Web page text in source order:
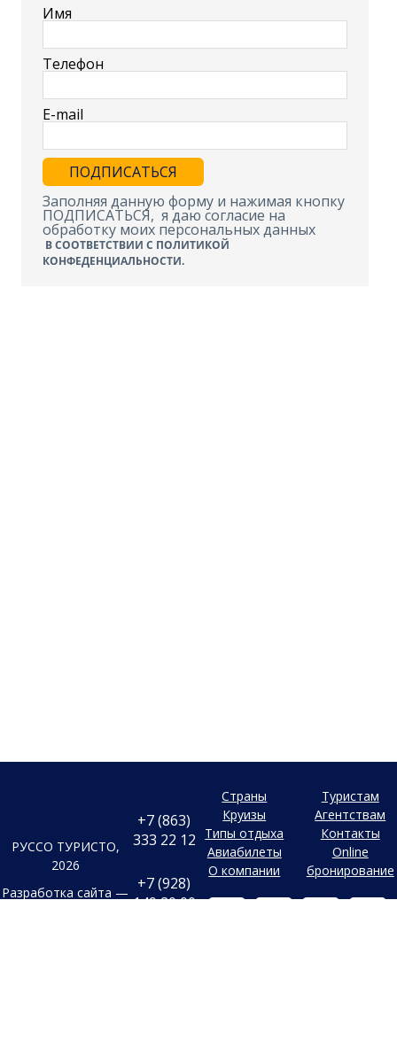
Имя
Телефон
E-mail
Заполняя данную форму и нажимая кнопку
ПОДПИСАТЬСЯ, я даю согласие на
обработку моих персональных данных
В СООТВЕТСТВИИ С ПОЛИТИКОЙ
КОНФЕДЕНЦИАЛЬНОСТИ.
РУССО ТУРИСТО,
2026
Разработка сайта —
Страны
Круизы
Типы отдыха
Авиабилеты
О компании
Туристам
Агентствам
Контакты
Online
бронирование
+7 (863)
333 22 12
+7 (928)
149 20 00